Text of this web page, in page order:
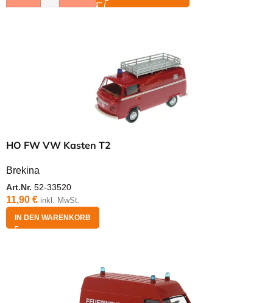
HO FW VW Kasten T2
Brekina
Art.Nr. 52-33520
11,90 € inkl. MwSt.
IN DEN WARENKORB